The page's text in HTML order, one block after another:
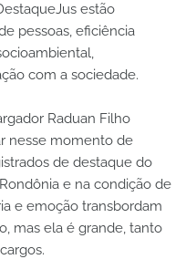
estão
pessoas, eficiência
com a sociedade.
Raduan Filho
nesse momento de
de destaque do
e na condição de
e emoção transbordam
mas ela é grande, tanto